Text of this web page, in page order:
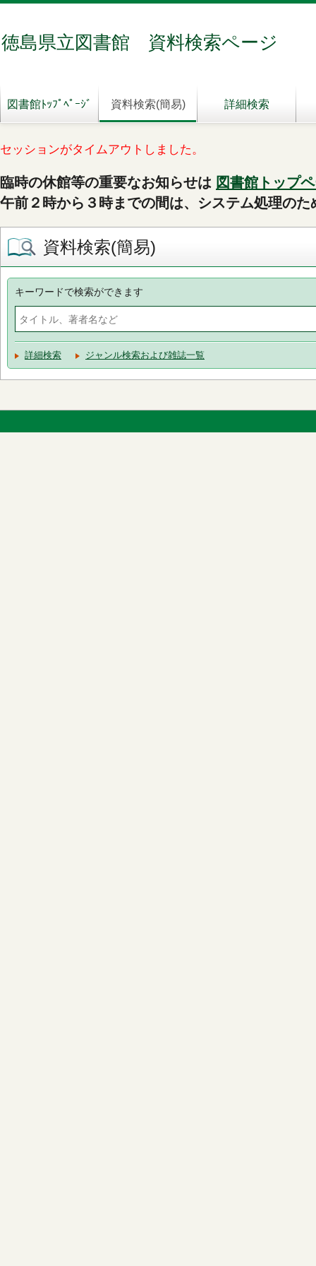
徳島県立図書館 資料検索ページ
図書館ﾄｯﾌﾟﾍﾟｰｼﾞ 資料検索(簡易) 詳細検索
セッションがタイムアウトしました。
臨時の休館等の重要なお知らせは 図書館トップ
午前２時から３時までの間は、システム処理の
資料検索(簡易)
キーワードで検索ができます
詳細検索 ジャンル検索および雑誌一覧